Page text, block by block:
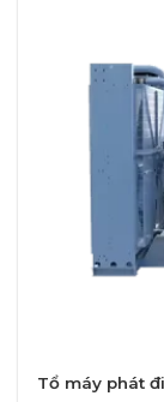
Tổ máy phát